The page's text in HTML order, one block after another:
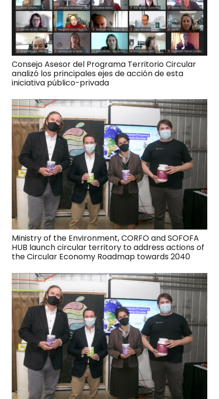
Consejo Asesor del Programa Territorio Circular
analizó los principales ejes de acción de esta
iniciativa público-privada
Ministry of the Environment, CORFO and SOFOFA
HUB launch circular territory to address actions of
the Circular Economy Roadmap towards 2040